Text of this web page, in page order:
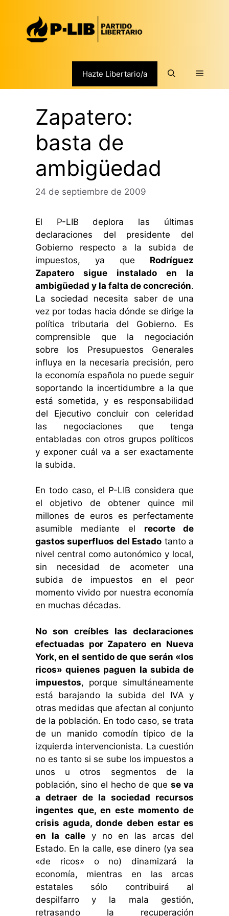
contenido
Hazte Libertario/a Menú
Zapatero:
basta de
ambigüedad
24 de septiembre de 2009
El P-LIB deplora las últimas
declaraciones del presidente del
Gobierno respecto a la subida de
impuestos, ya que Rodríguez
Zapatero sigue instalado en la
ambigüedad y la falta de concreción.
La sociedad necesita saber de una
vez por todas hacia dónde se dirige la
política tributaria del Gobierno. Es
comprensible que la negociación
sobre los Presupuestos Generales
influya en la necesaria precisión, pero
la economía española no puede seguir
soportando la incertidumbre a la que
está sometida, y es responsabilidad
del Ejecutivo concluir con celeridad
las negociaciones que tenga
entabladas con otros grupos políticos
y exponer cuál va a ser exactamente
la subida.
En todo caso, el P-LIB considera que
el objetivo de obtener quince mil
millones de euros es perfectamente
asumible mediante el recorte de
gastos superfluos del Estado tanto a
nivel central como autonómico y local,
sin necesidad de acometer una
subida de impuestos en el peor
momento vivido por nuestra economía
en muchas décadas.
No son creíbles las declaraciones
efectuadas por Zapatero en Nueva
York, en el sentido de que serán «los
ricos» quienes paguen la subida de
impuestos, porque simultáneamente
está barajando la subida del IVA y
otras medidas que afectan al conjunto
de la población. En todo caso, se trata
de un manido comodín típico de la
izquierda intervencionista. La cuestión
no es tanto si se sube los impuestos a
unos u otros segmentos de la
población, sino el hecho de quese va
a detraer de la sociedad recursos
ingentes que, en este momento de
crisis aguda, donde deben estar es
en la calley no en las arcas del
Estado. En la calle, ese dinero (ya sea
«de ricos» o no) dinamizará la
economía, mientras en las arcas
estatales sólo contribuirá al
despilfarro y la mala gestión,
retrasando la recuperación